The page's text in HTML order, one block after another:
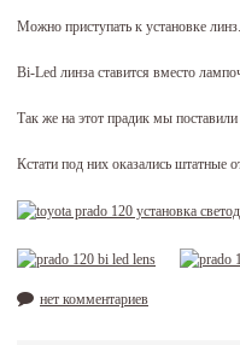
Можно приступать к установке линз.
Bi-Led линза ставится вместо
Так же на этот прадик мы
Кстати под них оказались штатные
нет комментариев